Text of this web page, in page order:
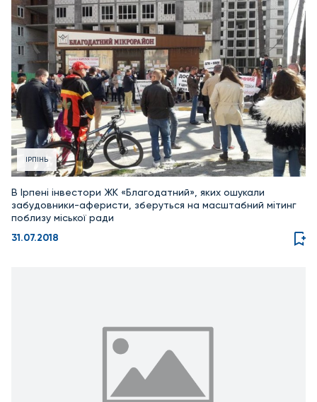
ІРПІНЬ
В Ірпені інвестори ЖК «Благодатний», яких ошукали
забудовники-аферисти, зберуться на масштабний мітинг
поблизу міської ради
31.07.2018